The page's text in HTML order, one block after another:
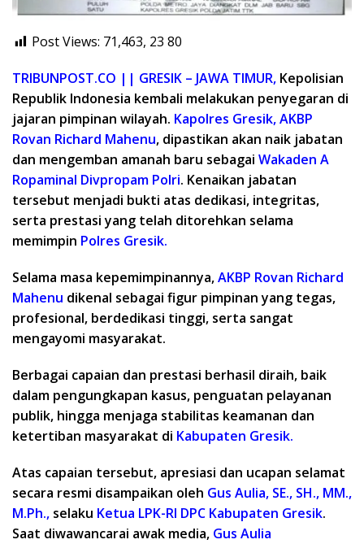
Post Views: 71,463, 23 80
TRIBUNPOST.CO || GRESIK – JAWA TIMUR, Kepolisian
Republik Indonesia kembali melakukan penyegaran di
jajaran pimpinan wilayah. Kapolres Gresik, AKBP
Rovan Richard Mahenu, dipastikan akan naik jabatan
dan mengemban amanah baru sebagai Wakaden A
Ropaminal Divpropam Polri. Kenaikan jabatan
tersebut menjadi bukti atas dedikasi, integritas,
serta prestasi yang telah ditorehkan selama
memimpin Polres Gresik.
Selama masa kepemimpinannya,AKBP Rovan Richard
Mahenu dikenal sebagai figur pimpinan yang tegas,
profesional, berdedikasi tinggi, serta sangat
mengayomi masyarakat.
Berbagai capaian dan prestasi berhasil diraih, baik
dalam pengungkapan kasus, penguatan pelayanan
publik, hingga menjaga stabilitas keamanan dan
ketertiban masyarakat di Kabupaten Gresik.
Atas capaian tersebut, apresiasi dan ucapan selamat
secara resmi disampaikan oleh Gus Aulia, SE., SH., MM.,
M.Ph., selaku Ketua LPK-RI DPC Kabupaten Gresik.
Saat diwawancarai awak media, Gus Aulia